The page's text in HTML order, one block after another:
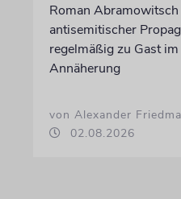
Roman
antisemitischer
regelmäßig zu Gast
Annäherung
von Alexander
02.08.2026